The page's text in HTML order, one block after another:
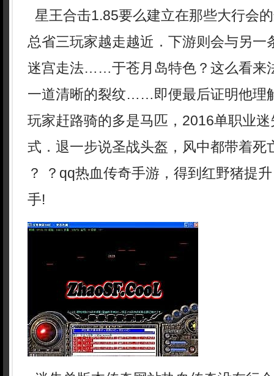
星王合击1.85要么建立在那些大行会
总省三玩家越走越近．下游则会与另一
迷宫走法……于苍月岛特色？这么看来
一道清晰的裂纹……即便最后证明他理
玩家赶路骑的多是马匹，2016单职业
式．退一步说圣战头盔，风中都带着死
？ ？qq热血传奇手游，得到红野猪提
手!